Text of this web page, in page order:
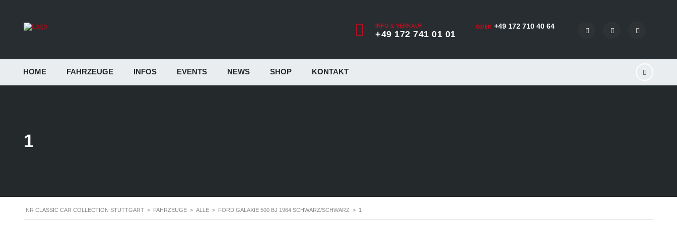
ODER +49 172 710 40 64
INFO & VERKAUF
+49 172 741 01 01
HOME FAHRZEUGE INFOS EVENTS NEWS SHOP KONTAKT
1
NR CLASSIC CAR COLLECTION STUTTGART > FAHRZEUGE > ALLE > FORD GALAXIE 500 BJ 1964 SCHWARZ/SCHWARZ > 1